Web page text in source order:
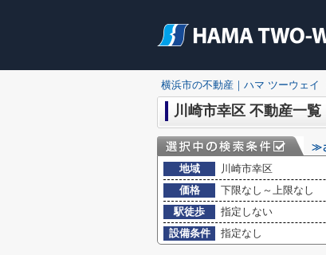
横浜市の不動産｜ハマ ツーウェイ
川崎市幸区 不動産一覧
≫
地域
川崎市幸区
価格
下限なし～上限なし
駅徒歩
指定しない
設備条件
指定なし